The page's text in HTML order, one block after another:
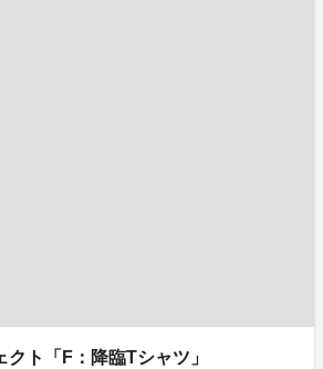
ト「F：降臨Tシャツ」